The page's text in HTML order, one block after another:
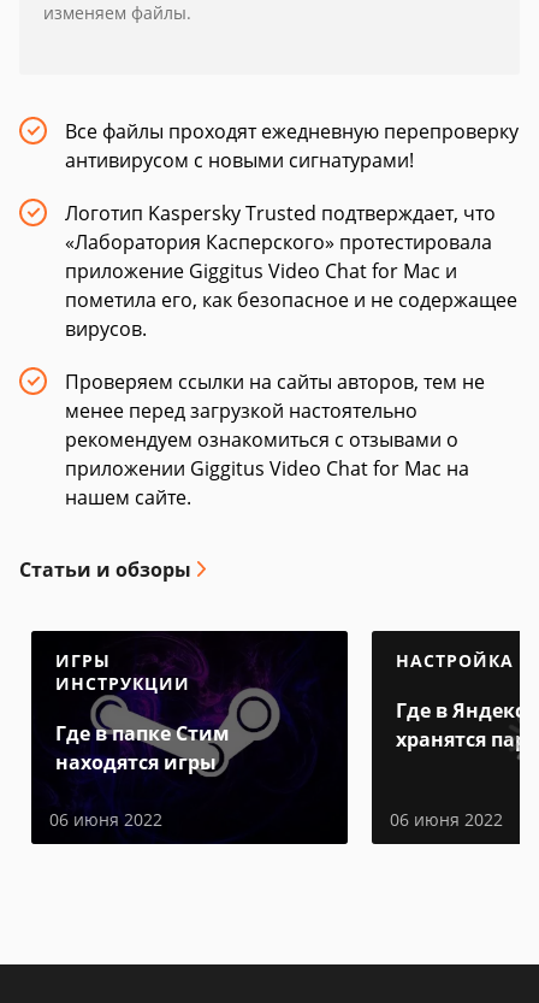
изменяем файлы.
Все файлы проходят ежедневную перепроверку
антивирусом с новыми сигнатурами!
Логотип Kaspersky Trusted подтверждает, что
«Лаборатория Касперского» протестировала
приложение Giggitus Video Chat for Mac и
пометила его, как безопасное и не содержащее
вирусов.
Проверяем ссылки на сайты авторов, тем не
менее перед загрузкой настоятельно
рекомендуем ознакомиться с отзывами о
приложении Giggitus Video Chat for Mac на
нашем сайте.
Статьи и обзоры
ИГРЫ
ИНСТРУКЦИИ
Где в папке Стим
находятся игры
06 июня 2022
НАСТРОЙКА
Где в Яндекс
хранятся
06 июня 2022